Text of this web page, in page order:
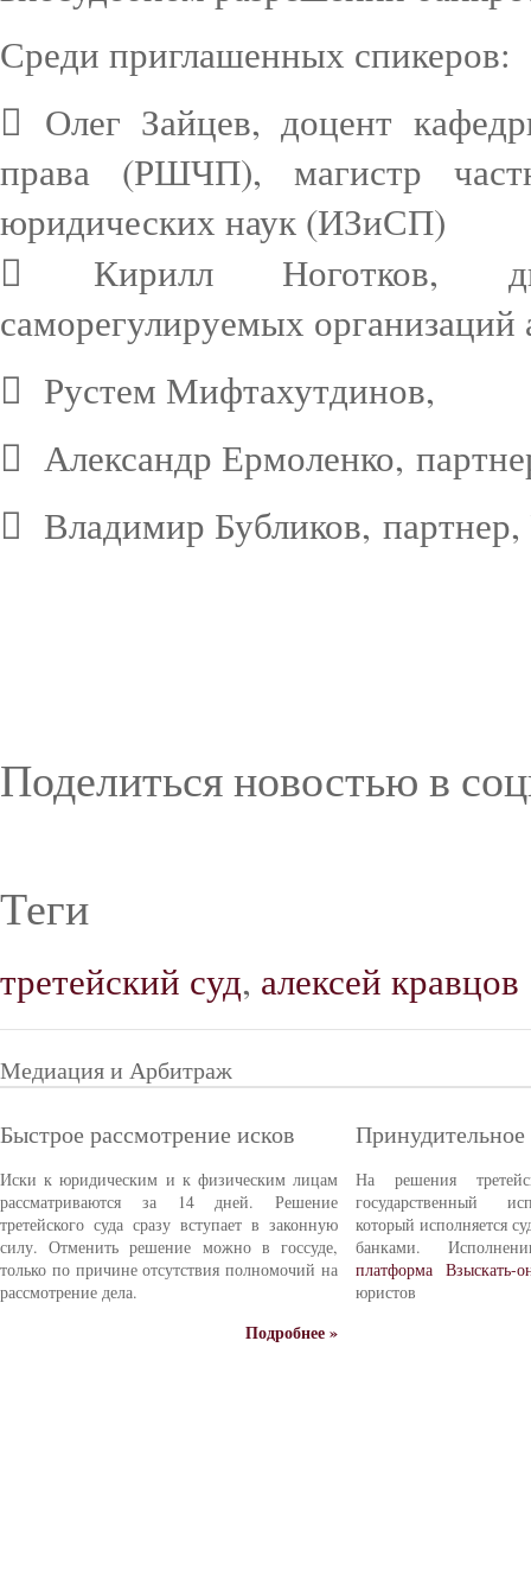
Среди приглашенных спикеров:
 Олег Зайцев, доцент
права (РШЧП), магистр
юридических наук (ИЗиСП)
 Кирилл Ноготков,
саморегулируемых
 Рустем Мифтахутдинов,
 Александр Ермоленко,
 Владимир Бубликов,
Поделиться новостью в
Теги
третейский суд, алексей кравцов
Медиация и Арбитраж
Быстрое рассмотрение исков
Иски к юридическим и к физическим лицам
рассматриваются за 14 дней. Решение
третейского суда сразу вступает в законную
силу. Отменить решение можно в госсуде,
только по причине отсутствия полномочий на
рассмотрение дела.
Подробнее »
На решения
государственный
который исполняется
банками.
платформа Взыскать-
юристов